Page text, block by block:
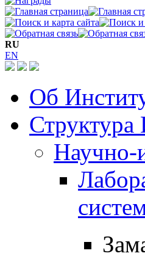
RU
EN
Об
Структура
Научно-